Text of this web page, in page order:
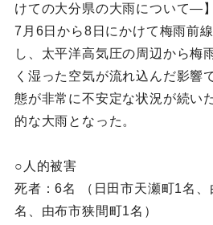
けての大分県の大雨について―】
7月6日から8日にかけて梅雨前
し、太平洋高気圧の周辺から梅
く湿った空気が流れ込んだ影響
態が非常に不安定な状況が続い
的な大雨となった。
○人的被害
死者：6名 （日田市天瀬町1名
名、由布市狭間町1名）